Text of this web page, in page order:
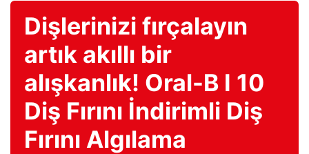
Dişlerinizi fırçalayın
artık akıllı bir
alışkanlık! Oral-B I 10
Diş Fırını İndirimli Diş
Fırını Algılama